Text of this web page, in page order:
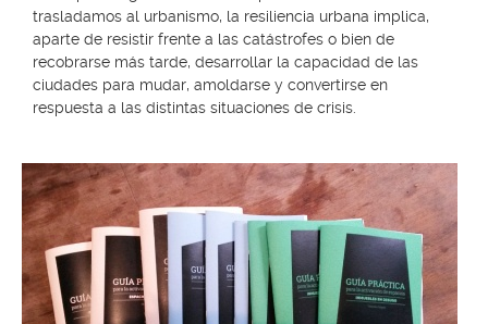
trasladamos al urbanismo, la resiliencia urbana implica,
aparte de resistir frente a las catástrofes o bien de
recobrarse más tarde, desarrollar la capacidad de las
ciudades para mudar, amoldarse y convertirse en
respuesta a las distintas situaciones de crisis.